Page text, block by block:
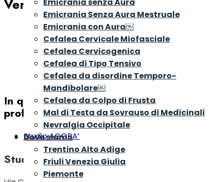
Emicrania Senza Aura Mestruale
Emicrania con Aura￼
Cefalea Cervicale Miofasciale
Cefalea Cervicogenica
Cefalea di Tipo Tensivo
Cefalea da disordine Temporo-
Mandibolare￼
Cefalea da Colpo di Frusta
Mal di Testa da Sovrauso di Medicinali
Nevralgia Occipitale
Dove siamo
Trentino Alto Adige
Friuli Venezia Giulia
Piemonte
Verona
In questa città trovi i seguenti
professionisti o le seguenti sedi:
Studio AGORA’
Studio AGORA’